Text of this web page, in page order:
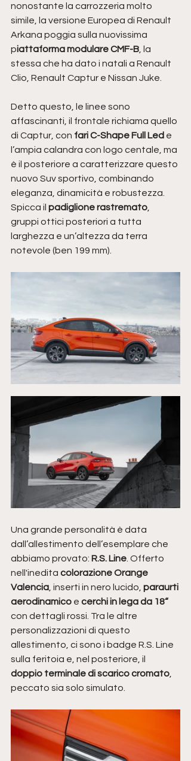
nonostante la carrozzeria molto
simile, la versione Europea di Renault
Arkana poggia sulla nuovissima
piattaforma modulare CMF-B , la
stessa che ha dato i natali a Renault
Clio, Renault Captur e Nissan Juke.
Detto questo, le linee sono
affascinanti, il frontale richiama quello
di Captur, con fari C-Shape Full Led e
l’ampia calandra con logo centale, ma
è il posteriore a caratterizzare questo
nuovo Suv sportivo, combinando
eleganza, dinamicità e robustezza.
Spicca il padiglione rastremato
gruppi ottici posteriori a tutta
larghezza e un’altezza da terra
notevole (ben 199 mm).
Una grande personalità è data
dall’allestimento dell’esemplare che
abbiamo provato: R.S. Line . Offerto
nell'inedita colorazione Orange
Valencia , inserti in nero lucido, paraurti
aerodinamico e cerchi in lega da 18“
con dettagli rossi. Tra le altre
personalizzazioni di questo
allestimento, ci sono i badge R.S. Line
sulla feritoia e, nel posteriore, il
doppio terminale di scarico cromato
peccato sia solo simulato.